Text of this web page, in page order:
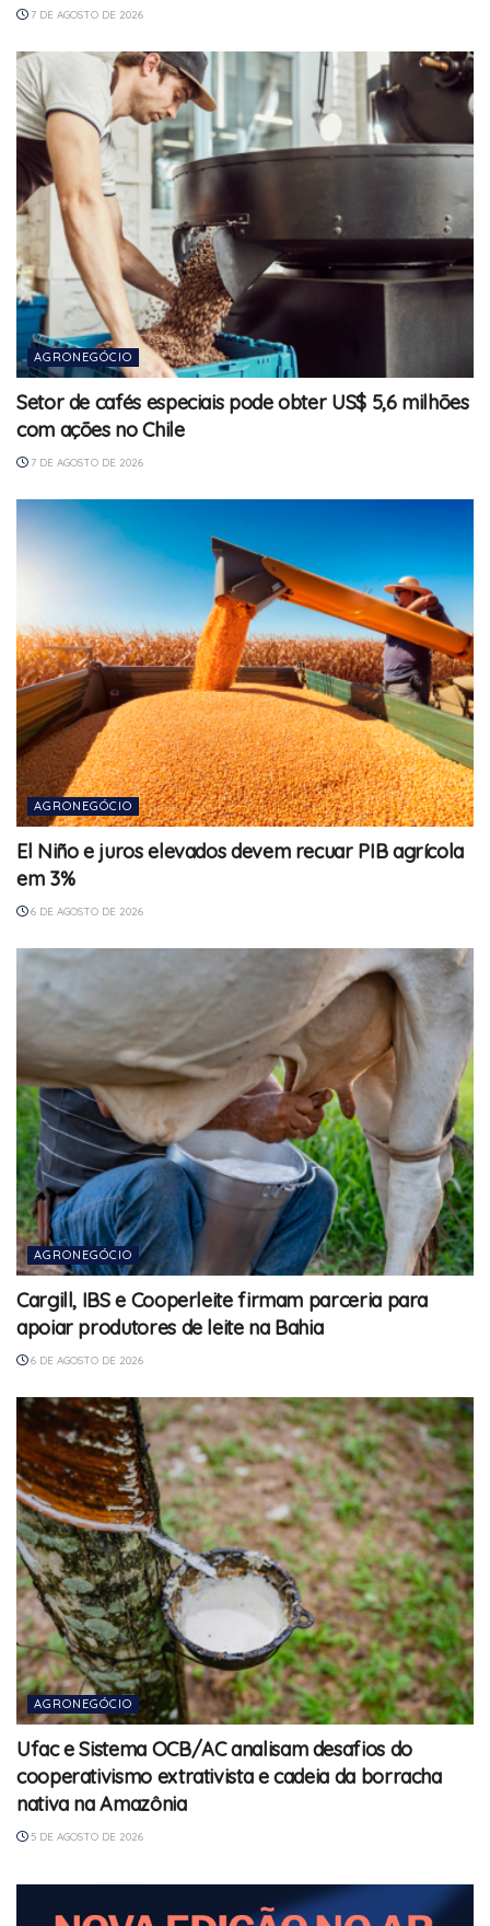
7 DE AGOSTO DE 2026
AGRONEGÓCIO
Setor de cafés especiais pode obter US$ 5,6 milhões
com ações no Chile
7 DE AGOSTO DE 2026
AGRONEGÓCIO
El Niño e juros elevados devem recuar PIB agrícola
em 3%
6 DE AGOSTO DE 2026
AGRONEGÓCIO
Cargill, IBS e Cooperleite firmam parceria para
apoiar produtores de leite na Bahia
6 DE AGOSTO DE 2026
AGRONEGÓCIO
Ufac e Sistema OCB/AC analisam desafios do
cooperativismo extrativista e cadeia da borracha
nativa na Amazônia
5 DE AGOSTO DE 2026